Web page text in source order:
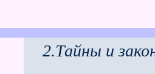
2.Тайны и